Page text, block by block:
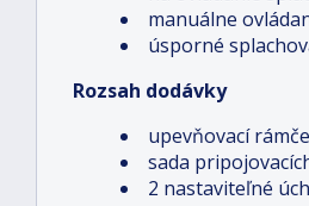
manuálne
úsporné
Rozsah dodávky
upevňovací
sada
2 nastaviteľné